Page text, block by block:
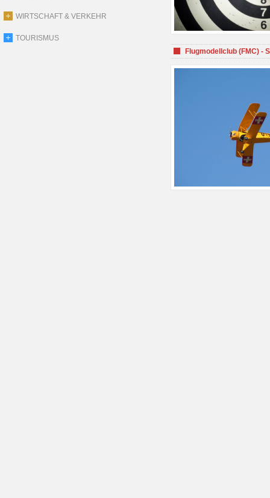
WIRTSCHAFT & VERKEHR
TOURISMUS
Flugmodellclub (FMC) -